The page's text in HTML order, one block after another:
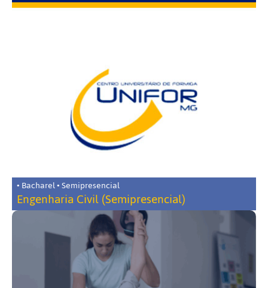
• Bacharel • Semipresencial
Engenharia Civil (Semipresencial)